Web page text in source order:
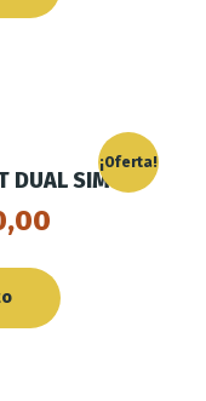
¡Oferta!
DUAL SIM